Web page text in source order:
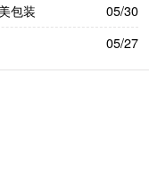
包装
05/30
05/27